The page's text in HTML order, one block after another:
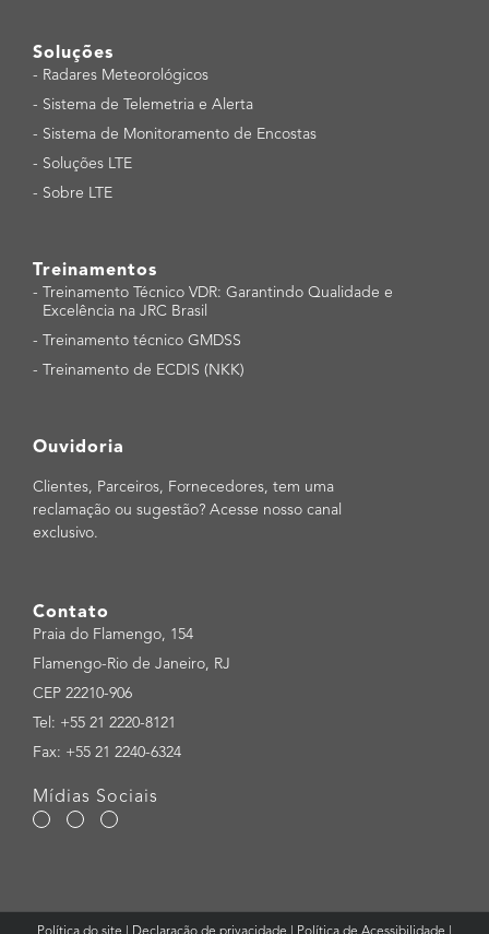
Soluções
- Radares Meteorológicos
- Sistema de Telemetria e Alerta
- Sistema de Monitoramento de Encostas
- Soluções LTE
- Sobre LTE
Treinamentos
-
Treinamento Técnico VDR: Garantindo Qualidade e
Excelência na JRC Brasil
-
Treinamento técnico GMDSS
-
Treinamento de ECDIS (NKK)
Ouvidoria
Clientes, Parceiros, Fornecedores, tem uma
reclamação ou sugestão? Acesse nosso canal
exclusivo.
Contato
Praia do Flamengo, 154
Flamengo-Rio de Janeiro, RJ
CEP 22210-906
Tel: +55 21 2220-8121
Fax: +55 21 2240-6324
Mídias Sociais